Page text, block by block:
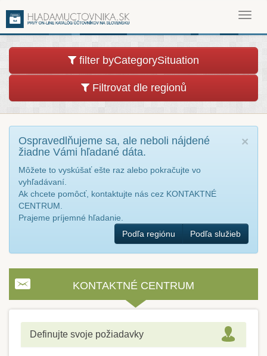
filter byCategorySituation
Filtrovat dle regionů
×
Ospravedlňujeme sa, ale neboli nájdené
žiadne Vámi hľadané dáta.
Môžete to vyskúšať ešte raz alebo pokračujte vo
vyhľadávaní.
Ak chcete pomôcť, kontaktujte nás cez KONTAKTNÉ
CENTRUM.
Prajeme príjemné hľadanie.
Podľa regiónu
Podľa služieb
KONTAKTNÉ CENTRUM
Definujte svoje požiadavky